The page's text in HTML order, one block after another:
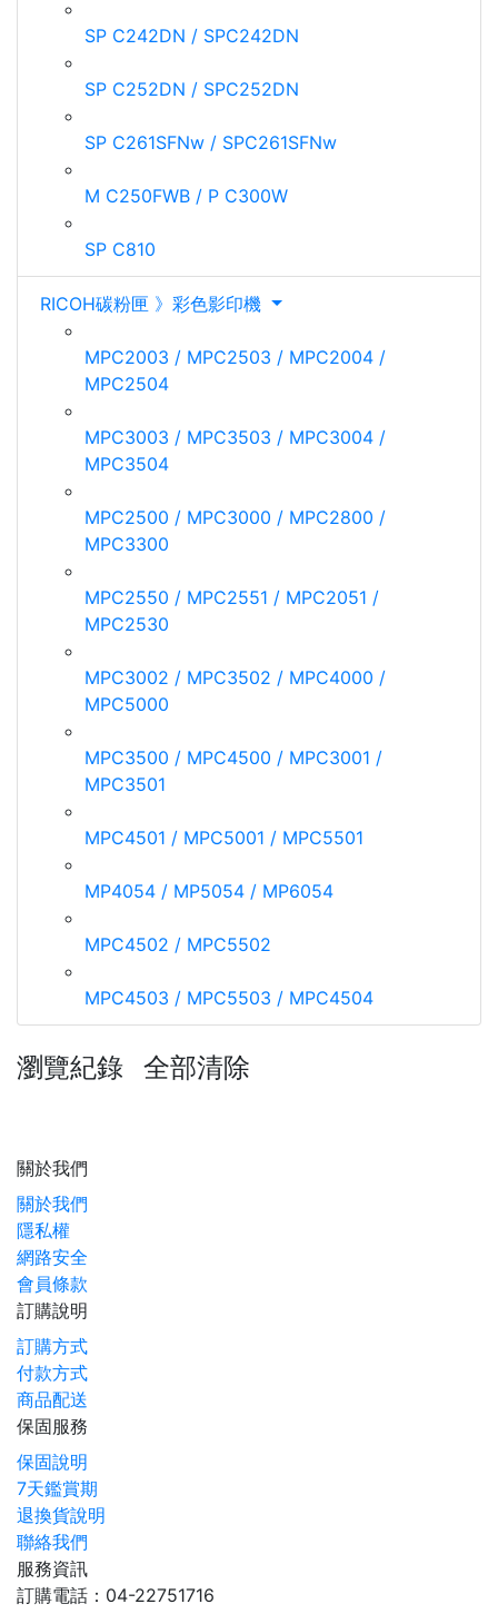
SP C242DN / SPC242DN
SP C252DN / SPC252DN
SP C261SFNw / SPC261SFNw
M C250FWB / P C300W
SP C810
RICOH碳粉匣 》彩色影印機
MPC2003 / MPC2503 / MPC2004 /
MPC2504
MPC3003 / MPC3503 / MPC3004 /
MPC3504
MPC2500 / MPC3000 / MPC2800 /
MPC3300
MPC2550 / MPC2551 / MPC2051 /
MPC2530
MPC3002 / MPC3502 / MPC4000 /
MPC5000
MPC3500 / MPC4500 / MPC3001 /
MPC3501
MPC4501 / MPC5001 / MPC5501
MP4054 / MP5054 / MP6054
MPC4502 / MPC5502
MPC4503 / MPC5503 / MPC4504
瀏覽紀錄 全部清除
關於我們
關於我們
隱私權
網路安全
會員條款
訂購說明
訂購方式
付款方式
商品配送
保固服務
保固說明
7天鑑賞期
退換貨說明
聯絡我們
服務資訊
訂購電話：04-22751716